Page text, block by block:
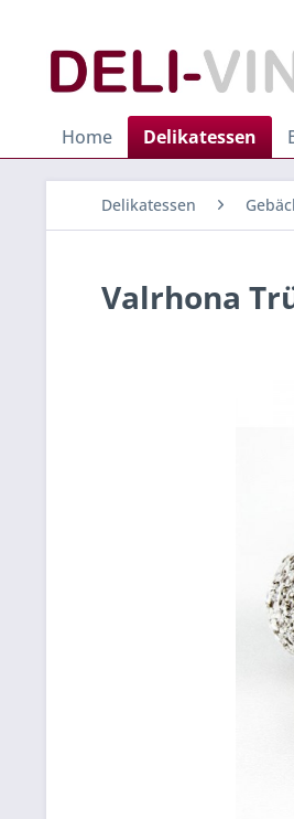
Home Delikatessen
Delikatessen
Valrhona